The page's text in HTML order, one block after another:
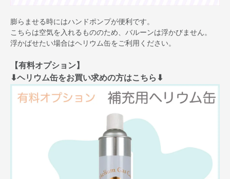
膨らませる時にはハンドポンプが便利です。
こちらは空気を入れるもののため、バルーンは浮かびません。
浮かばせたい場合はヘリウム缶をご利用ください。
【有料オプション】
⬇︎ヘリウム缶をお買い求めの方はこちら⬇︎